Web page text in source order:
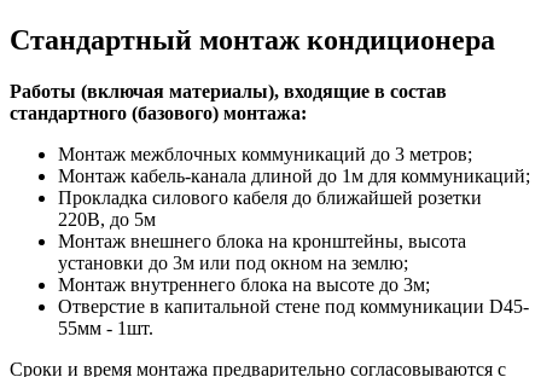
Стандартный монтаж кондиционера
Работы (включая материалы), входящие в состав
стандартного (базового) монтажа:
Монтаж межблочных коммуникаций до 3 метров;
Монтаж кабель-канала длиной до 1м для коммуникаций;
Прокладка силового кабеля до ближайшей розетки
220В, до 5м
Монтаж внешнего блока на кронштейны, высота
установки до 3м или под окном на землю;
Монтаж внутреннего блока на высоте до 3м;
Отверстие в капитальной стене под коммуникации D45-
55мм - 1шт.
Сроки и время монтажа предварительно согласовываются с